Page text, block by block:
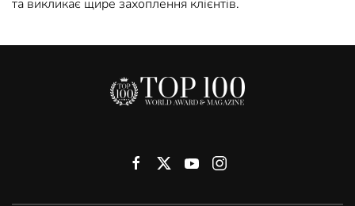
та викликає щире захоплення клієнтів.